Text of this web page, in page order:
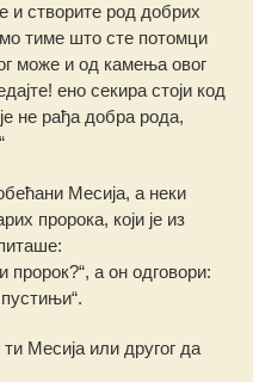
и створите род добрих
тиме што сте потомци
може и од камења овог
ено секира стоји код
не рађа добра рода,
Месија, а неки
пророка, који је из
пророк?“, а он одговори:
Месија или другог да